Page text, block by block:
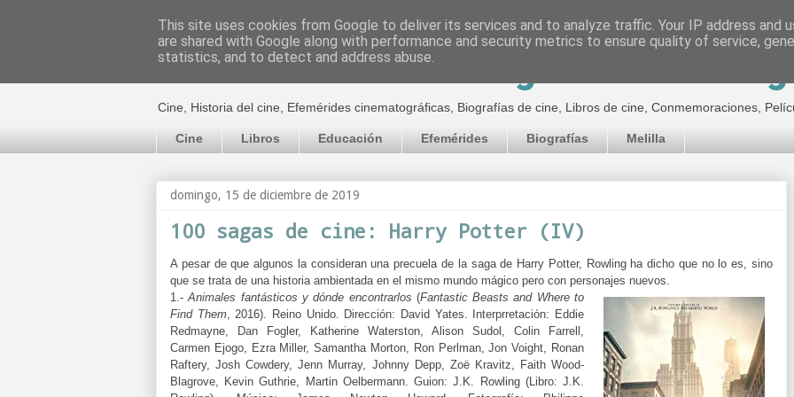
El cultural cinematográfico de Jorge
Cine, Historia del cine, Efemérides cinematográficas, Biografías de cine, Libros de cine, Conmemoraciones,
Cine Libros Educación Efemérides Biografías Melilla
domingo, 15 de diciembre de 2019
100 sagas de cine: Harry Potter (IV)
A pesar de que algunos la consideran una precuela de la saga de Harry Potter, Rowling ha dicho que no lo es, sino
que se trata de una historia ambientada en el mismo mundo mágico pero con personajes nuevos.
1.- Animales fantásticos y dónde encontrarlos (Fantastic Beasts and Where to
Find Them, 2016). Reino Unido. Dirección: David Yates. Interprretación: Eddie
Redmayne, Dan Fogler, Katherine Waterston, Alison Sudol, Colin Farrell,
Carmen Ejogo, Ezra Miller, Samantha Morton, Ron Perlman, Jon Voight, Ronan
Raftery, Josh Cowdery, Jenn Murray, Johnny Depp, Zoë Kravitz, Faith Wood-
Blagrove, Kevin Guthrie, Martin Oelbermann.Guion:J.K. Rowling (Libro: J.K.
This site uses cookies from Google to deliver its services and to analyze traffic. Your IP address and
are shared with Google along with performance and security metrics to ensure quality of service,
statistics, and to detect and address abuse.